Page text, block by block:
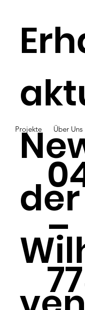
Juli/
der
Projekte Über Uns
–